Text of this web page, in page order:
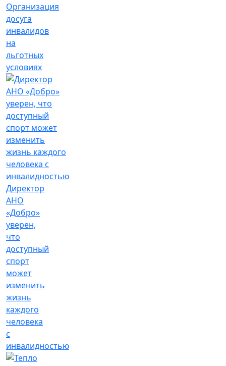
Организация
досуга
инвалидов
на
льготных
условиях
Директор
АНО
«Добро»
уверен,
что
доступный
спорт
может
изменить
жизнь
каждого
человека
с
инвалидностью